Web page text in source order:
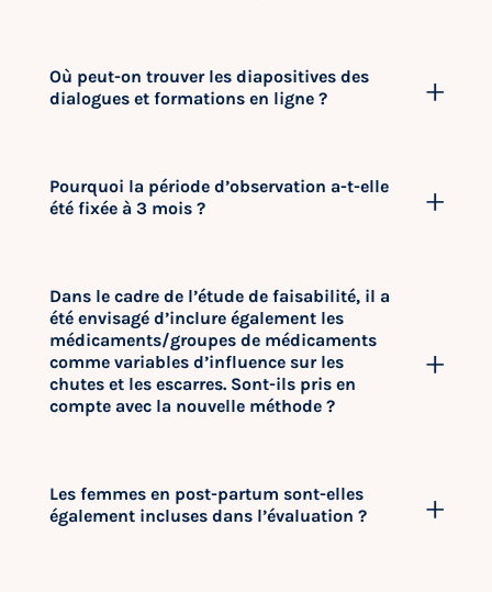
Où peut-on trouver les diapositives des
dialogues et formations en ligne ?
Pourquoi la période d’observation a-t-elle
été fixée à 3 mois ?
Dans le cadre de l’étude de faisabilité, il a
été envisagé d’inclure également les
médicaments/groupes de médicaments
comme variables d’influence sur les
chutes et les escarres. Sont-ils pris en
compte avec la nouvelle méthode ?
Les femmes en post-partum sont-elles
également incluses dans l’évaluation ?